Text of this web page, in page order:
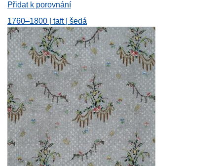
Přidat k porovnání
1760–1800 | taft | šedá